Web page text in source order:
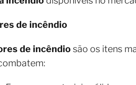
de incêndio
de incêndiosão os itens